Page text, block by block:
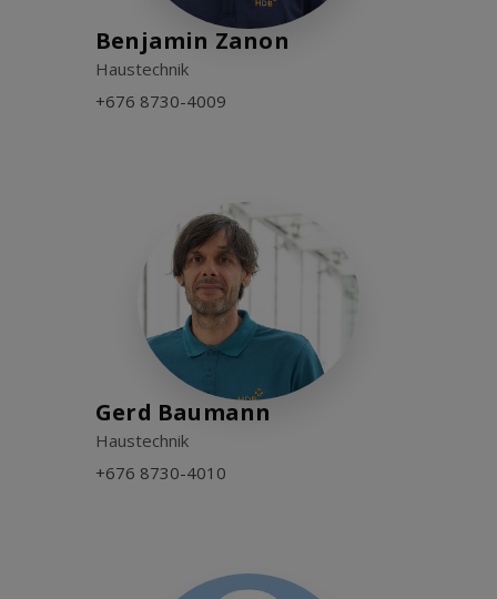
Benjamin Zanon
Haustechnik
+676 8730-4009
Gerd Baumann
Haustechnik
+676 8730-4010